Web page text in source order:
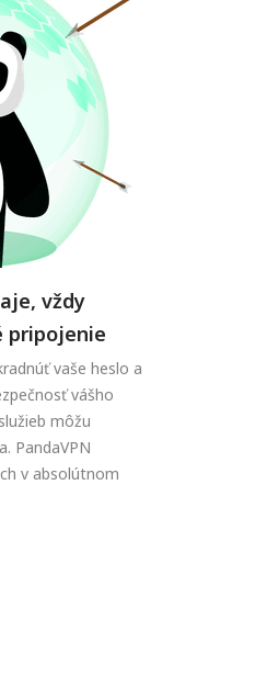
vždy
pripojenie
vaše heslo a
vášho
môžu
PandaVPN
v absolútnom